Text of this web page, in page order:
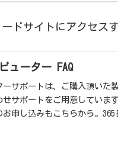
ドサイトにアクセスす
ューター FAQ
ーサポートは、ご購入頂いた
せサポートをご用意していま
申し込みもこちらから。365